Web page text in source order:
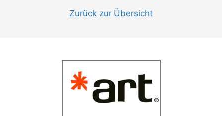
Zurück zur Übersicht